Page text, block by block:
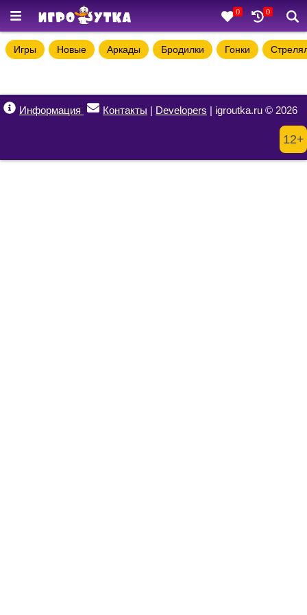
0 0
Игры Новые Аркады Бродилки Гонки
Информация Контакты | Developers | igroutka.ru © 2026
12+